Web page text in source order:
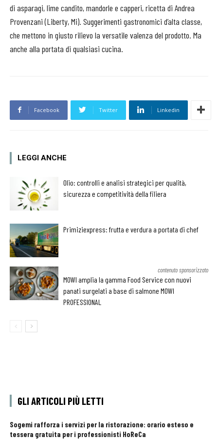
di asparagi, lime candito, mandorle e capperi, ricetta di Andrea
Provenzani (Liberty, Mi). Suggerimenti gastronomici d’alta classe,
che mettono in giusto rilievo la versatile valenza del prodotto. Ma
anche alla portata di qualsiasi cucina.
Facebook Twitter Linkedin
LEGGI ANCHE
Olio: controlli e analisi strategici per qualità,
sicurezza e competitività della filiera
Primiziexpress: frutta e verdura a portata di chef
contenuto sponsorizzato
MOWI amplia la gamma Food Service con nuovi
panati surgelati a base di salmone MOWI
PROFESSIONAL
GLI ARTICOLI PIÙ LETTI
Sogemi rafforza i servizi per la ristorazione: orario esteso e
tessera gratuita per i professionisti HoReCa